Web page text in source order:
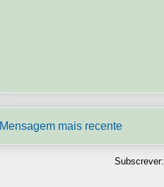
Mensagem mais recente
Subscrever: